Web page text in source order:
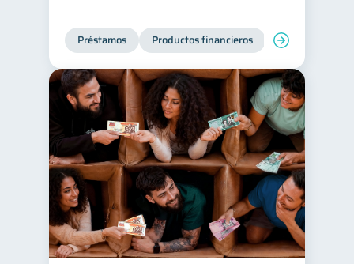
Vacaciones
Criptomonedas 2
Cuenta Abandonada 2
Inversiones 2
Finanzas Personales 1
Finanzas en Pareja 1
Educación Financiera 1
Fraudes 1 Mipymes 1
Información financiera 1
Préstamos Productos financieros Manejo de